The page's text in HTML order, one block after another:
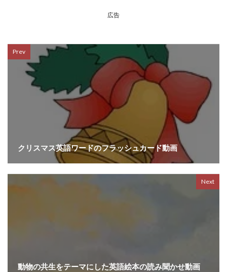
広告
Prev
クリスマス英語ワードのフラッシュカード動画
Next
動物の共生をテーマにした英語絵本の読み聞かせ動画